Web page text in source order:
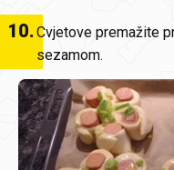
10.Cvjetove premažite
sezamom.